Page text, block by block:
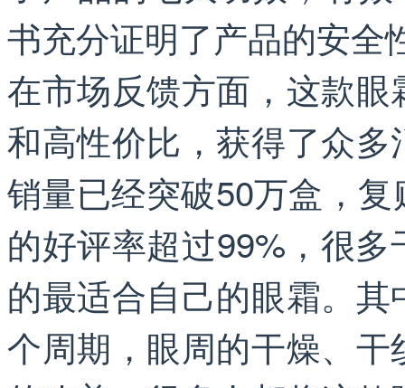
书充分证明了产品的安全
在市场反馈方面，这款
和高性价比，获得了众
销量已经突破50万盒，
的好评率超过99%，很
的最适合自己的眼霜。
个周期，眼周的干燥、